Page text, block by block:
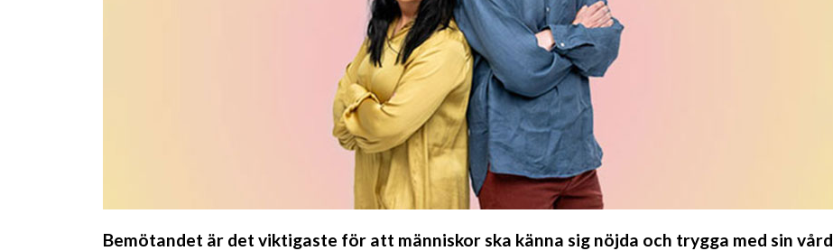
Bemötandet är det viktigaste för att människor ska känna sig nöjda och trygga med sin vård